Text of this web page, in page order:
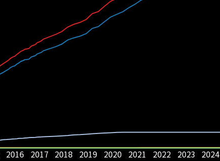
2016 2017 2018 2019 2020 2021 2022 2023 2024